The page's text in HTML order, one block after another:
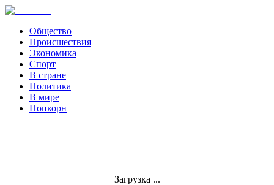
Общество
Происшествия
Экономика
Спорт
В стране
Политика
В мире
Попкорн
Загрузка ...